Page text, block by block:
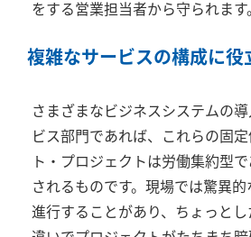
をする営業担当者から守られます。
複雑なサービスの構成に役
さまざまなビジネスシステムの
ビス部門であれば、これらの固
ト・プロジェクトは労働集約型
されるものです。現場では驚異
進行することがあり、ちょっと